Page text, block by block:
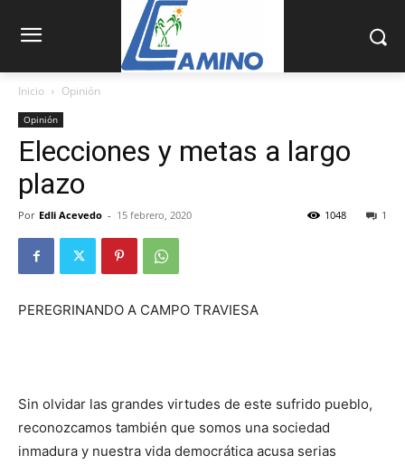
Inicio Opinión
Opinión
Elecciones y metas a largo
plazo
Por Edli Acevedo - 15 febrero, 2020 1
1048
PEREGRINANDO A CAMPO TRAVIESA
Sin olvidar las grandes virtudes de este sufrido pueblo,
reconozca­mos también que somos una socie­dad
inmadura y nuestra vida demo­crática acusa serias